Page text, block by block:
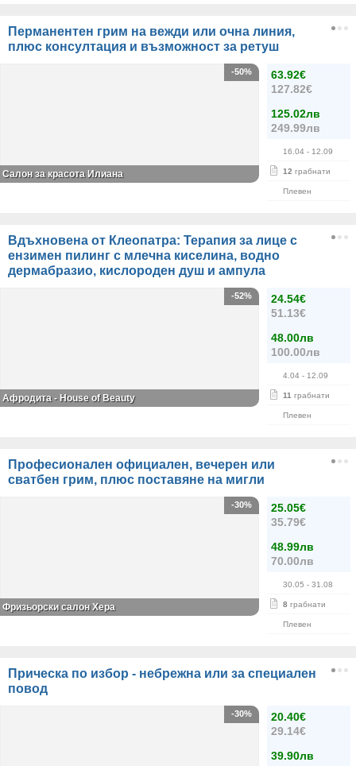
Перманентен грим на вежди или очна линия,
плюс консултация и възможност за ретуш
63.92€
127.82€
125.02лв
249.99лв
16.04 - 12.09
12 грабнати
Плевен
-50%
Салон за красота Илиана
Вдъхновена от Клеопатра: Терапия за лице с
ензимен пилинг с млечна киселина, водно
дермабразио, кислороден душ и ампула
24.54€
51.13€
48.00лв
100.00лв
4.04 - 12.09
11 грабнати
Плевен
-52%
Афродита - House of Beauty
Професионален официален, вечерен или
сватбен грим, плюс поставяне на мигли
25.05€
35.79€
48.99лв
70.00лв
30.05 - 31.08
8 грабнати
Плевен
-30%
Фризьорски салон Хера
Прическа по избор - небрежна или за специален
повод
20.40€
29.14€
39.90лв
-30%